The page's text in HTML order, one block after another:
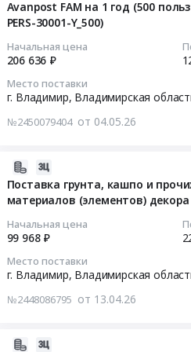
Avanpost FAM на 1 год (500
PERS-30001-Y_500)
Начальная цена
206 636 ₽
Место поставки
г. Владимир, Владимирская
№2450079404 от 04.05.26
Поставка грунта, кашпо и
материалов (элементов) декора
Начальная цена
99 968 ₽
Место поставки
г. Владимир, Владимирская
№2448086795 от 13.04.26